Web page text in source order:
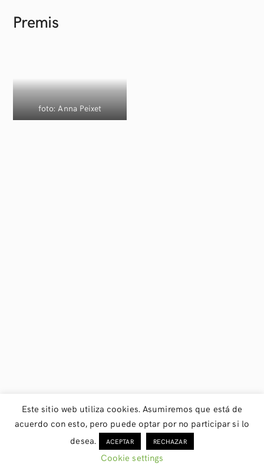
Premis
foto: Anna Peixet
Este sitio web utiliza cookies. Asumiremos que está de
acuerdo con esto, pero puede optar por no participar si lo
desea.
ACEPTAR RECHAZAR
Cookie settings